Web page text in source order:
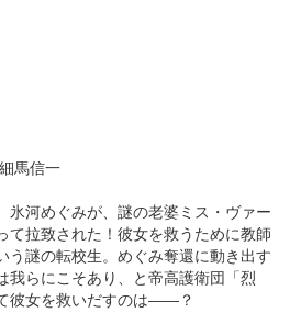
馬信一
氷河めぐみが、謎の老婆ミス・ヴァー
て拉致された！彼女を救うために教師
う謎の転校生。めぐみ奪還に動き出す
我らにこそあり、と帝高護衛団「烈
彼女を救いだすのは――？